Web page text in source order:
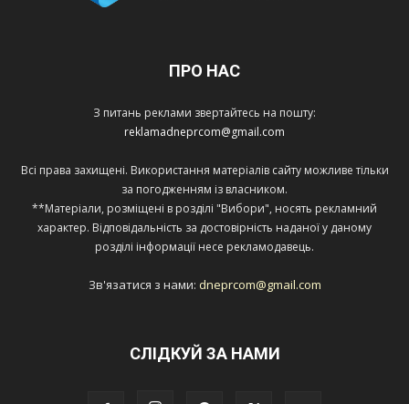
ПРО НАС
З питань реклами звертайтесь на пошту:
reklamadneprcom@gmail.com
Всі права захищені. Використання матеріалів сайту можливе тільки
за погодженням із власником.
**Матеріали, розміщені в розділі "Вибори", носять рекламний
характер. Відповідальність за достовірність наданої у даному
розділі інформації несе рекламодавець.
Зв'язатися з нами: dneprcom@gmail.com
СЛІДКУЙ ЗА НАМИ